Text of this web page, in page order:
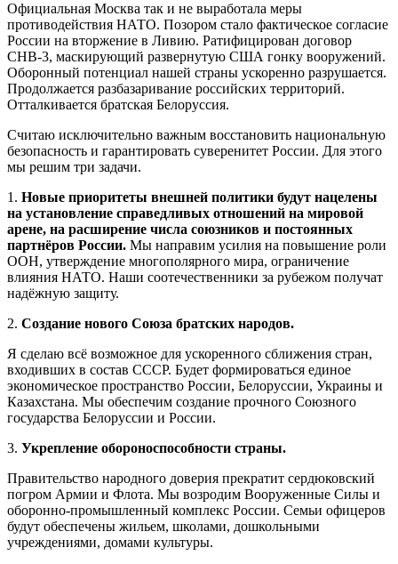
Официальная Москва так и не выработала меры
противодействия НАТО. Позором стало фактическое согласие
России на вторжение в Ливию. Ратифицирован договор
СНВ-3, маскирующий развернутую США гонку вооружений.
Оборонный потенциал нашей страны ускоренно разрушается.
Продолжается разбазаривание российских территорий.
Отталкивается братская Белоруссия.
Считаю исключительно важным восстановить национальную
безопасность и гарантировать суверенитет России. Для этого
мы решим три задачи.
1. Новые приоритеты внешней политики будут нацелены
на установление справедливых отношений на мировой
арене, на расширение числа союзников и постоянных
партнёров России. Мы направим усилия на повышение роли
ООН, утверждение многополярного мира, ограничение
влияния НАТО. Наши соотечественники за рубежом получат
надёжную защиту.
2. Создание нового Союза братских народов.
Я сделаю всё возможное для ускоренного сближения стран,
входивших в состав СССР. Будет формироваться единое
экономическое пространство России, Белоруссии, Украины и
Казахстана. Мы обеспечим создание прочного Союзного
государства Белоруссии и России.
3. Укрепление обороноспособности страны.
Правительство народного доверия прекратит сердюковский
погром Армии и Флота. Мы возродим Вооруженные Силы и
оборонно-промышленный комплекс России. Семьи офицеров
будут обеспечены жильем, школами, дошкольными
учреждениями, домами культуры.